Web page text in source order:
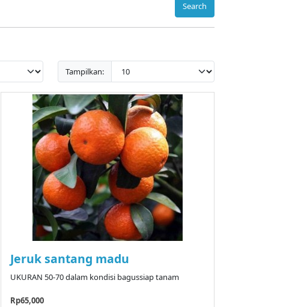
Search
Tampilkan:
Jeruk santang madu
UKURAN 50-70 dalam kondisi bagussiap tanam
Rp65,000